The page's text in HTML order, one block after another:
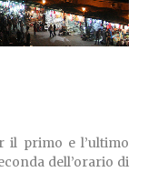
primo e l’ultimo
dell’orario di